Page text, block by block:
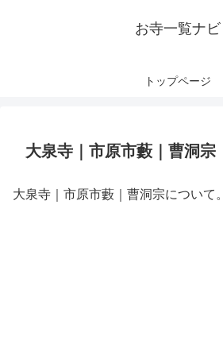
お寺一覧ナビ
トップページ
大泉寺｜市原市藪｜曹洞宗
大泉寺｜市原市藪｜曹洞宗について。